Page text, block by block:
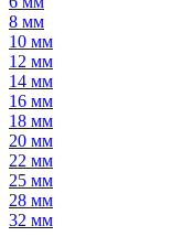
8 мм
10 мм
12 мм
14 мм
16 мм
18 мм
20 мм
22 мм
25 мм
28 мм
32 мм